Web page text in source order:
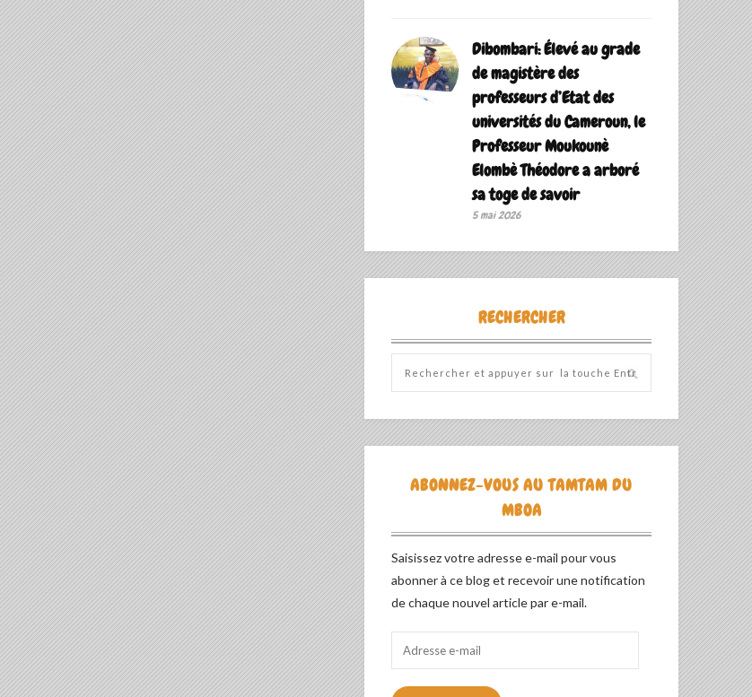
Dibombari: Élevé au grade
de magistère des
professeurs d’Etat des
universités du Cameroun, le
Professeur Moukounè
Elombè Théodore a arboré
sa toge de savoir ‎
5 mai 2026
RECHERCHER
ABONNEZ-VOUS AU TAMTAM DU
MBOA
Saisissez votre adresse e-mail pour vous
abonner à ce blog et recevoir une notification
de chaque nouvel article par e-mail.
mail